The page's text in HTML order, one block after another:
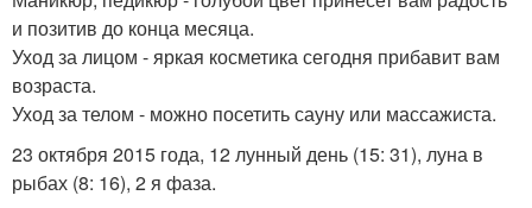
и позитив до конца месяца.
Уход за лицом - яркая косметика сегодня прибавит вам
возраста.
Уход за телом - можно посетить сауну или массажиста.
23 октября 2015 года, 12 лунный день (15: 31), луна в
рыбах (8: 16), 2 я фаза.